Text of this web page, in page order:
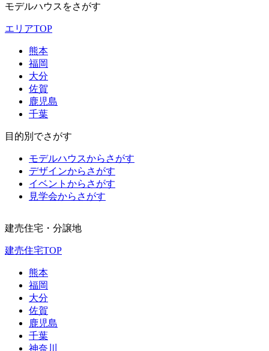
モデルハウスをさがす
エリアTOP
熊本
福岡
大分
佐賀
鹿児島
千葉
目的別でさがす
モデルハウスからさがす
デザインからさがす
イベントからさがす
見学会からさがす
建売住宅・分譲地
建売住宅TOP
熊本
福岡
大分
佐賀
鹿児島
千葉
神奈川